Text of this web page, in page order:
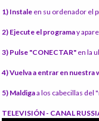
1) Instale en su ordenador el
2) Ejecute el programay
3) Pulse "CONECTAR" en la
4) Vuelva a entrar en nuestra
5) Maldigaa los cabecillas del
TELEVISIÓN - CANAL